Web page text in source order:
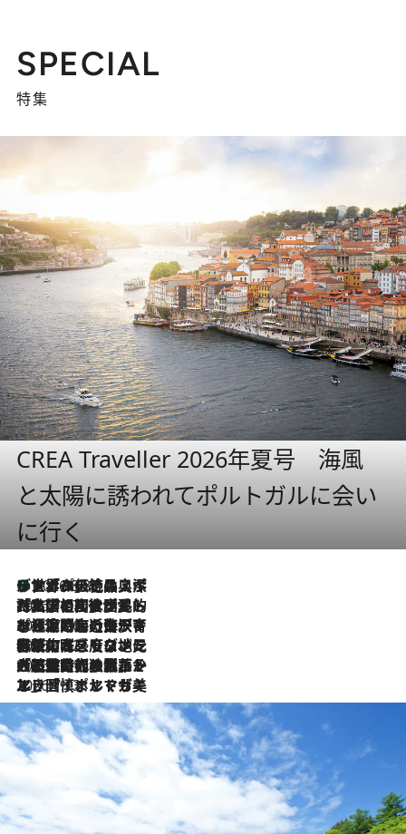
SPECIAL
特集
CREA Traveller 2026年夏号 海風
と太陽に誘われてポルトガルに会い
に行く
2026.8.8
リスボンの絶品スイーツ「パステル・デ・ナタ」とは？ポルトガル伝統の奥深い世界へ
2026.7.27
「私の祖国はポルトガル語です」国民的詩人フェルナンド・ペソアと、彼が愛した文学の街を歩く
2026.7.26
ポルトガル近海が育む極上の海の幸。キリリと冷えた白ワインと愉しむ、シーフード専門店の贅沢
2026.7.22
伝統の味をモダンに昇華。高感度な地元客が集う、リスボンの最旬ガストロノミー
2026.7.21
大航海時代の栄華から、震災、独裁、そして革命へ。ポルトガル・首都リスボンの石畳に刻まれた「歴史の光と影」
2026.7.13
エッセイ・ヤマザキマリ「慎ましくも美しき国 ポルトガル」